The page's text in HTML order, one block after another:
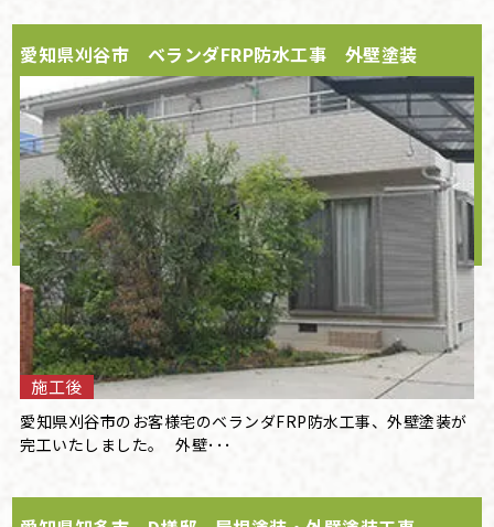
愛知県刈谷市 ベランダFRP防水工事 外壁塗装
施工後
愛知県刈谷市のお客様宅のベランダFRP防水工事、外壁塗装が
完工いたしました。 外壁･･･